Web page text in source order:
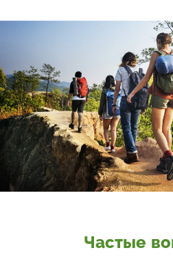
Частые